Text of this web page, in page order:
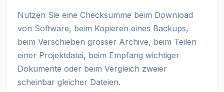
Nutzen Sie eine Checksumme beim Download
von Software, beim Kopieren eines Backups,
beim Verschieben grosser Archive, beim Teilen
einer Projektdatei, beim Empfang wichtiger
Dokumente oder beim Vergleich zweier
scheinbar gleicher Dateien.